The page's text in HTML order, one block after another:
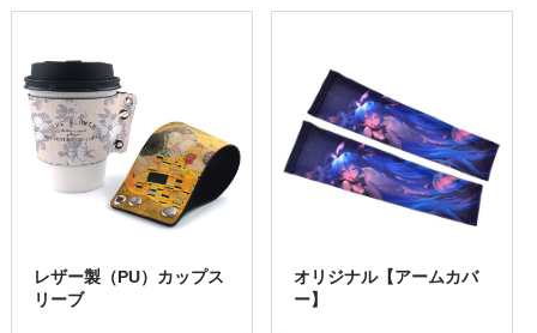
レザー製（PU）カップス
リーブ
オリジナル【アームカバ
ー】